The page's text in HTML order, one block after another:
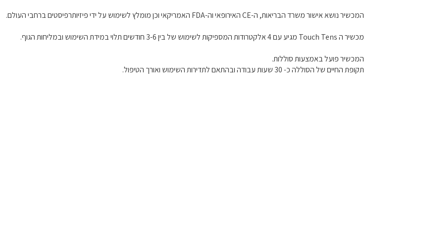
המכשיר נושא אישור משרד הבריאות, ה-CE האירופאי וה-FDA האמריקאי וכן מומלץ לשימוש על ידי פיזיותרפיסטים ברחבי העולם.
מכשיר ה Touch Tens מגיע עם 4 אלקטרודות המספיקות לשימוש של בין 3-6 חודשים תלוי במידת השימוש ובמליחות הגוף.
המכשיר פועל באמצעות סוללות.
תקופת החיים של הסוללה כ- 30 שעות עבודה ובהתאם לתדירות השימוש ואורך הטיפול.